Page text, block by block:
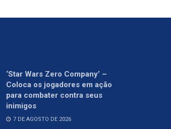
‘Star Wars Zero Company’ –
Coloca os jogadores em ação
para combater contra seus
inimigos
7 DE AGOSTO DE 2026